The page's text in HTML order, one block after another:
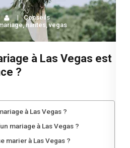
Conseils
,nantes,vegas
à Las Vegas est
?
à Las Vegas ?
mariage à Las Vegas ?
marier à Las Vegas ?